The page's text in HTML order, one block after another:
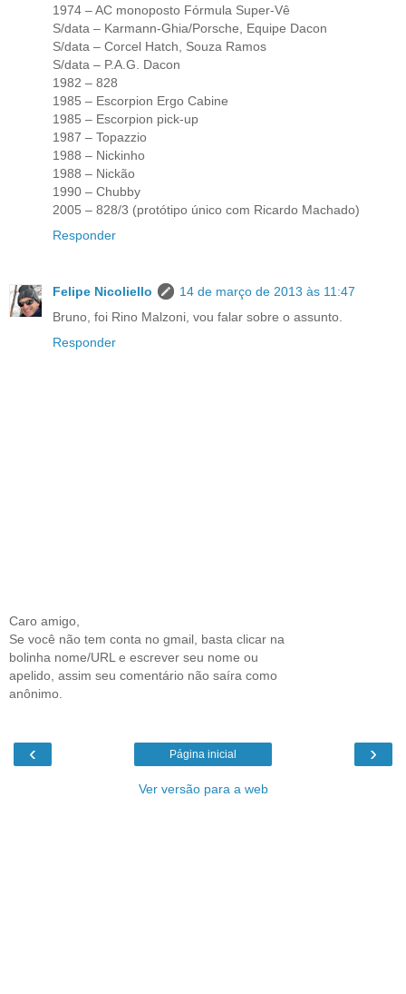
1974 – AC monoposto Fórmula Super-Vê
S/data – Karmann-Ghia/Porsche, Equipe Dacon
S/data – Corcel Hatch, Souza Ramos
S/data – P.A.G. Dacon
1982 – 828
1985 – Escorpion Ergo Cabine
1985 – Escorpion pick-up
1987 – Topazzio
1988 – Nickinho
1988 – Nickão
1990 – Chubby
2005 – 828/3 (protótipo único com Ricardo Machado)
Responder
Felipe Nicoliello
14 de março de 2013 às 11:47
Bruno, foi Rino Malzoni, vou falar sobre o assunto.
Responder
Caro amigo,
Se você não tem conta no gmail, basta clicar na
bolinha nome/URL e escrever seu nome ou
apelido, assim seu comentário não saíra como
anônimo.
‹ ›
Página inicial
Ver versão para a web